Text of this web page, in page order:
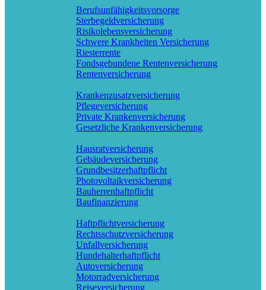
Berufs­unfähigkeitsvorsorge
Sterbegeldversicherung
Risikolebensversicherung
Schwere Krankheiten Versicherung
Riesterrente
Fondsgebundene Rentenversicherung
Rentenversicherung
Krankenzusatzversicherung
Pflegeversicherung
Private Krankenversicherung
Gesetzliche Krankenversicherung
Hausratversicherung
Gebäudeversicherung
Grundbesitzerhaftpflicht
Photovoltaikversicherung
Bauherrenhaftpflicht
Baufinanzierung
Haftpflichtversicherung
Rechtsschutzversicherung
Unfallversicherung
Hundehalterhaftpflicht
Autoversicherung
Motorradversicherung
Reiseversicherung